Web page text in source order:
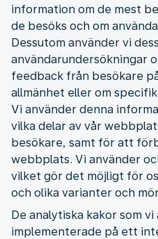
information om de mest
de besöks och om
Dessutom använder vi
användarundersökningar
feedback från besökare
allmänhet eller om
Vi använder denna
vilka delar av vår
besökare, samt för att
webbplats. Vi använder
vilket gör det möjligt för
och olika varianter och
De analytiska kakor som vi
implementerade på ett